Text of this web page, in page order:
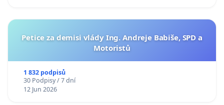
Petice za demisi vlády Ing. Andreje Babiše, SPD a
Motoristů
1 832 podpisů
30 Podpisy / 7 dní
12 Jun 2026